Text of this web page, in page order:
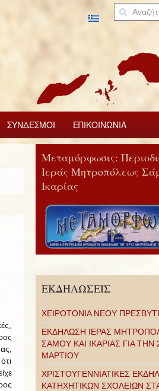
ΣΥΝΔΕΣΜΟΙ ΕΠΙΚΟΙΝΩΝΙΑ
Μεταμόρφωσις:
Ιεράς Μητροπόλεως
Ικαρίας
ΕΚΔΗΛΩΣΕΙΣ
ΧΕΙΡΟΤΟΝΙΑ ΝΕΟΥ
ΕΚΔΗΛΩΣΗ ΙΕΡΑΣ
ΣΑΜΟΥ ΚΑΙ ΙΚΑΡΙΑΣ ΓΙΑ ΤΗΝ
ΜΑΡΤΙΟΥ
ΧΡΙΣΤΟΥΓΕΝΝΙΑΤΙΚΕΣ
ΚΑΤΗΧΗΤΙΚΩΝ ΣΧΟΛΕΙΩΝ